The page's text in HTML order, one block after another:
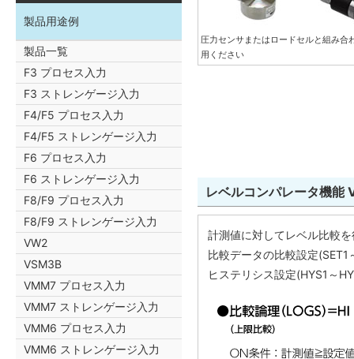
圧力センサまたはロードセルと組み合
用ください
レベルコンパレータ機能
計測値に対してレベル比較
比較データの比較設定
ヒステリシス設定(HYS1～
製品用途例
製品一覧
F3 プロセス入力
F3 ストレンゲージ入力
F4/F5 プロセス入力
F4/F5 ストレンゲージ入力
F6 プロセス入力
F6 ストレンゲージ入力
F8/F9 プロセス入力
F8/F9 ストレンゲージ入力
VW2
VSM3B
VMM7 プロセス入力
VMM7 ストレンゲージ入力
VMM6 プロセス入力
VMM6 ストレンゲージ入力